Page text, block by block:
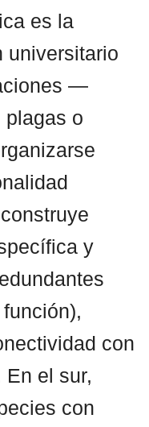
es la
universitario
—
plagas o
y
con
el sur,
con